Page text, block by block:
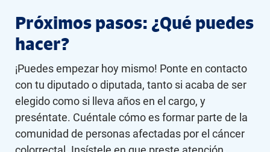
Próximos pasos: ¿Qué puedes
hacer?
¡Puedes empezar hoy mismo! Ponte en contacto
con tu diputado o diputada, tanto si acaba de ser
elegido como si lleva años en el cargo, y
preséntate. Cuéntale cómo es formar parte de la
comunidad de personas afectadas por el cáncer